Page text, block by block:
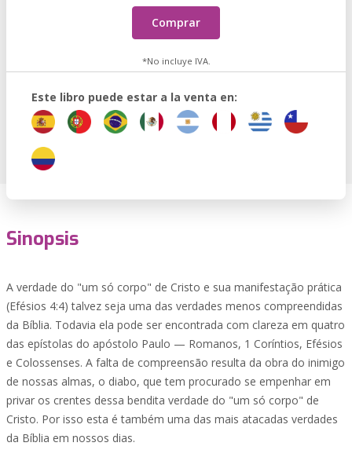
Comprar
*No incluye IVA.
Este libro puede estar a la venta en:
Sinopsis
A verdade do "um só corpo" de Cristo e sua manifestação prática
(Efésios 4:4) talvez seja uma das verdades menos compreendidas
da Bíblia. Todavia ela pode ser encontrada com clareza em quatro
das epístolas do apóstolo Paulo — Romanos, 1 Coríntios, Efésios
e Colossenses. A falta de compreensão resulta da obra do inimigo
de nossas almas, o diabo, que tem procurado se empenhar em
privar os crentes dessa bendita verdade do "um só corpo" de
Cristo. Por isso esta é também uma das mais atacadas verdades
da Bíblia em nossos dias.